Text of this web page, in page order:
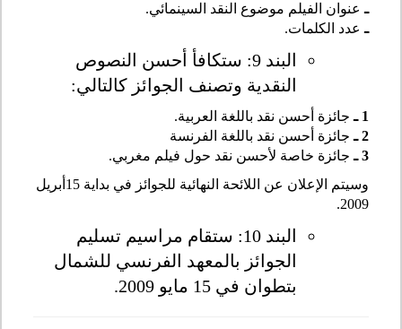
ـعنوان الفيلم موضوع النقد السينمائي.
ـعدد الكلمات.
البند 9: ستكافأ أحسن النصوص
النقدية وتصنف الجوائز كالتالي:
1 ـ جائزة أحسن نقد باللغة العربية.
2 ـ جائزة أحسن نقد باللغة الفرنسة
3 ـ جائزة خاصة لأحسن نقد حول فيلم مغربي.
وسيتم الإعلان عن اللائحة النهائية للجوائز في بداية 15أبريل
2009.
البند 10: ستقام مراسيم تسليم
الجوائز بالمعهد الفرنسي للشمال
بتطوان في 15 مايو 2009.